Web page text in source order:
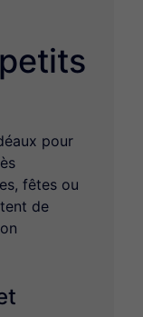
pour
fêtes ou
de